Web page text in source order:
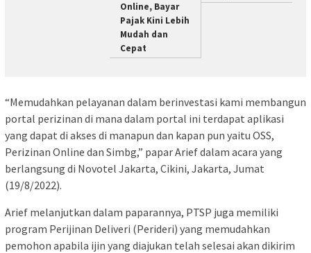
Online, Bayar
Pajak Kini Lebih
Mudah dan
Cepat
“Memudahkan pelayanan dalam berinvestasi kami membangun
portal perizinan di mana dalam portal ini terdapat aplikasi
yang dapat di akses di manapun dan kapan pun yaitu OSS,
Perizinan Online dan Simbg,” papar Arief dalam acara yang
berlangsung di Novotel Jakarta, Cikini, Jakarta, Jumat
(19/8/2022).
Arief melanjutkan dalam paparannya, PTSP juga memiliki
program Perijinan Deliveri (Perideri) yang memudahkan
pemohon apabila ijin yang diajukan telah selesai akan dikirim